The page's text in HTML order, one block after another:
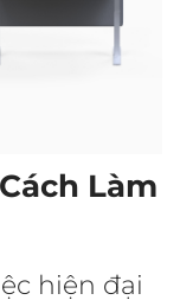
Làm
hiện đại